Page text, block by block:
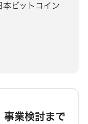
ビットコイン
事業検討まで